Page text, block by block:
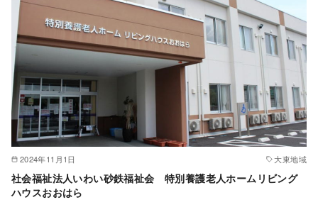
2024年11月1日 大東地域
社会福祉法人いわい砂鉄福祉会 特別養護老人ホームリビング
ハウスおおはら